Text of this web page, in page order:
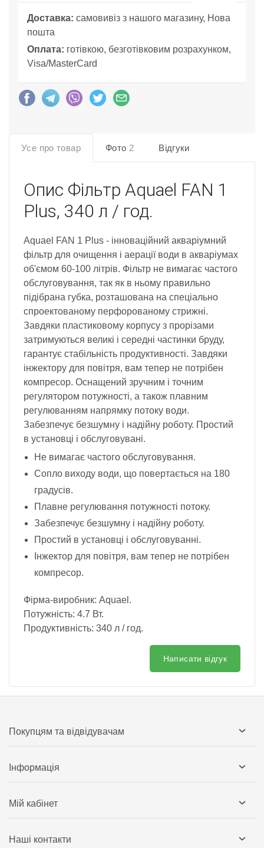
Доставка: самовивіз з нашого магазину, Нова
пошта
Оплата: готівкою, безготівковим розрахунком,
Visa/MasterCard
Усе про товар Фото 2 Відгуки
Опис Фільтр Aquael FAN 1
Plus, 340 л / год.
Aquael FAN 1 Plus - інноваційний акваріумний
фільтр для очищення і аерації води в акваріумах
об'ємом 60-100 літрів. Фільтр не вимагає частого
обслуговування, так як в ньому правильно
підібрана губка, розташована на спеціально
спроектованому перфорованому стрижні.
Завдяки пластиковому корпусу з прорізами
затримуються великі і середні частинки бруду,
гарантує стабільність продуктивності. Завдяки
інжектору для повітря, вам тепер не потрібен
компресор. Оснащений зручним і точним
регулятором потужності, а також плавним
регулюванням напрямку потоку води.
Забезпечує безшумну і надійну роботу. Простий
в установці і обслуговувані.
Не вимагає частого обслуговування.
Сопло виходу води, що повертається на 180
градусів.
Плавне регулювання потужності потоку.
Забезпечує безшумну і надійну роботу.
Простий в установці і обслуговуванні.
Інжектор для повітря, вам тепер не потрібен
компресор.
Фірма-виробник: Aquael.
Потужність: 4.7 Вт.
Продуктивність: 340 л / год.
Написати відгук
Покупцям та відвідувачам
Інформація
Мій кабінет
Наші контакти